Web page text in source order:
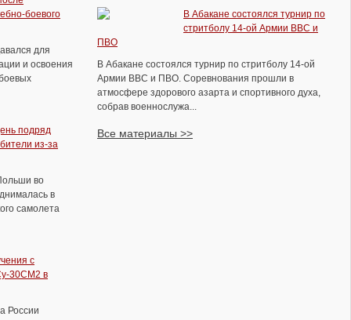
боевого
для
и освоения
подряд
из-за
во
в
самолета
с
30СМ2 в
России
В Абакане состоялся турнир по
стритболу 14-ой Армии ВВС и
ПВО
В Абакане состоялся турнир по стритболу 14-ой
Армии ВВС и ПВО. Соревнования прошли в
атмосфере здорового азарта и спортивного духа,
собрав военнослужа...
Все материалы >>